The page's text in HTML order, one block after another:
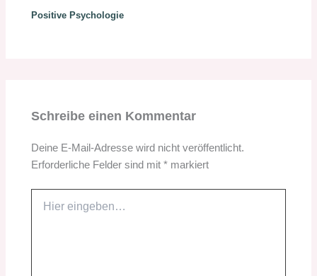
Positive Psychologie
Schreibe einen Kommentar
Deine E-Mail-Adresse wird nicht veröffentlicht.
Erforderliche Felder sind mit* markiert
eingeben…